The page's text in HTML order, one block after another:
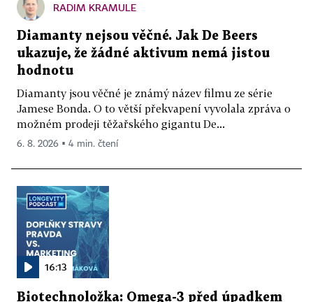
RADIM KRAMULE
Diamanty nejsou věčné. Jak De Beers
ukazuje, že žádné aktivum nemá jistou
hodnotu
Diamanty jsou věčné je známý název filmu ze série
Jamese Bonda. O to větší překvapení vyvolala zpráva o
možném prodeji těžařského gigantu De...
6. 8. 2026 ▪ 4 min. čtení
16:13
Biotechnoložka: Omega-3 před úpadkem